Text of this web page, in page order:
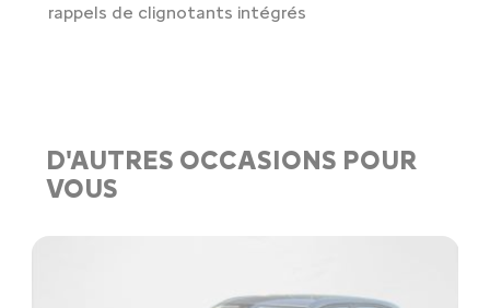
rappels de clignotants intégrés
D'AUTRES OCCASIONS POUR
VOUS